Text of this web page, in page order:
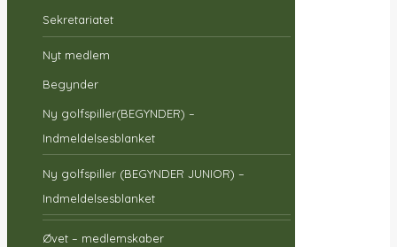
Sekretariatet
Nyt medlem
Begynder
Ny golfspiller(BEGYNDER) –
Indmeldelsesblanket
Ny golfspiller (BEGYNDER JUNIOR) –
Indmeldelsesblanket
Øvet – medlemskaber